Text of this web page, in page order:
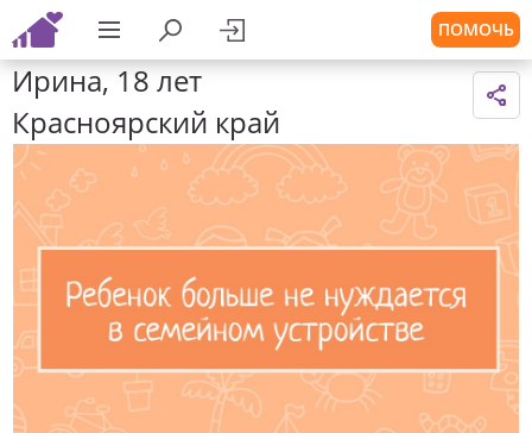
ПОМОЧЬ
Ирина, 18 лет
Красноярский край